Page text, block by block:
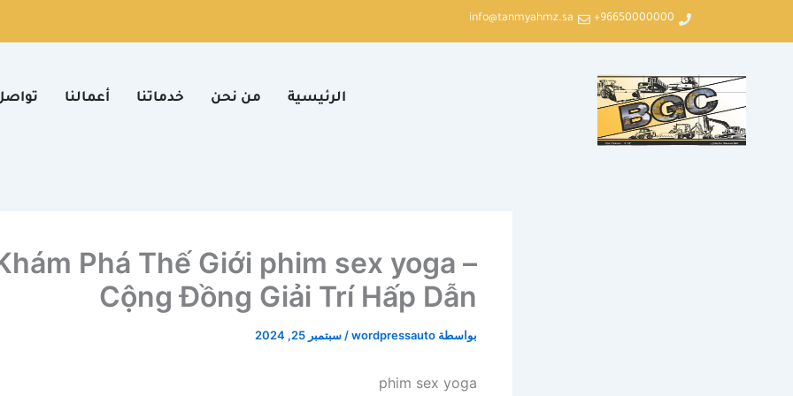
96650000000+
info@tanmyahmz.sa
الرئيسية من نحن خدماتنا أعمالنا
Phá Thế Giới phim sex yoga –
Cộng Đồng Giải Trí Hấp Dẫn
بواسطة wordpressauto
/ سبتمبر 25, 2024
phim sex yoga